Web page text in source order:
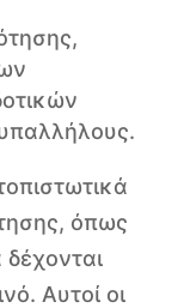
όπως
δέχονται
Αυτοί οι